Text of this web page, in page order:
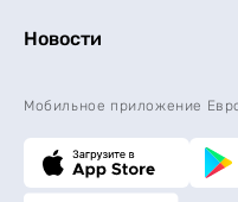
Новости
Мобильное приложение